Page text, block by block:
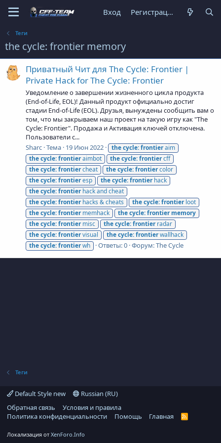
Вход Регистрация
Теги
the cycle: frontier memory
Приватный Чит для The Cycle: Frontier |
Private Hack for The Cycle: Frontier
Уведомление о завершении жизненного цикла продукта
(End-of-Life, EOL)! Данный продукт официально достиг
стадии End-of-Life (EOL). Друзья, вынуждены сообщить вам о
том, что мы закрываем наш проект на такую игру как "The
Cycle: Frontier". Продажа и Активация ключей отключена.
Пользователи с...
Sharc Тема 19 Июн 2022 thecycle:frontieraim
thecycle:frontieraimbot thecycle:frontiercff
thecycle:frontiercheat thecycle:frontiercolor
thecycle:frontieresp thecycle:frontierhack
thecycle:frontierhack and cheat
thecycle:frontierhacks & cheats thecycle:frontierloot
thecycle:frontiermemhack thecycle:frontier memory
thecycle:frontiermisc thecycle:frontierradar
thecycle:frontiervisual thecycle:frontierwallhack
thecycle:frontierwh Ответы: 0 Форум:The Cycle
Теги
Default Style new
Russian (RU)
Обратная связь
Условия и правила
Политика конфиденциальности
Помощь Главная
R
Локализация от XenForo.Info